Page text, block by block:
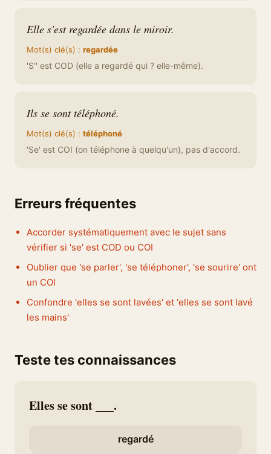
Elle s'est regardée dans le miroir.
Mot(s) clé(s) : regardée
'S'' est COD (elle a regardé qui ? elle-même).
Ils se sont téléphoné.
Mot(s) clé(s) : téléphoné
'Se' est COI (on téléphone à quelqu'un), pas d'accord.
Erreurs fréquentes
Accorder systématiquement avec le sujet sans
vérifier si 'se' est COD ou COI
Oublier que 'se parler', 'se téléphoner', 'se sourire' ont
un COI
Confondre 'elles se sont lavées' et 'elles se sont lavé
les mains'
Teste tes connaissances
Elles se sont ___.
regardé